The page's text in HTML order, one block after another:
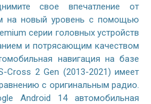
свое впечатление от
на новый уровень с помощью
серии головных устройств
и потрясающим качеством
навигация на базе
Cross 2 Gen (2013-2021) имеет
с оригинальным радио.
Android 14 автомобильная